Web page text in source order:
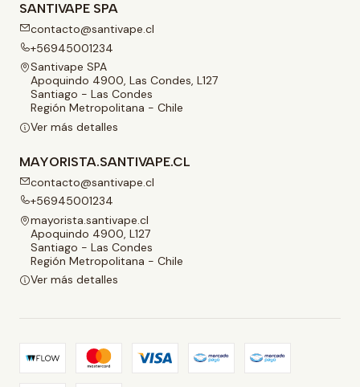
SANTIVAPE SPA
contacto@santivape.cl
+56945001234
Santivape SPA
Apoquindo 4900, Las Condes, L127
Santiago - Las Condes
Región Metropolitana - Chile
Ver más detalles
MAYORISTA.SANTIVAPE.CL
contacto@santivape.cl
+56945001234
mayorista.santivape.cl
Apoquindo 4900, L127
Santiago - Las Condes
Región Metropolitana - Chile
Ver más detalles